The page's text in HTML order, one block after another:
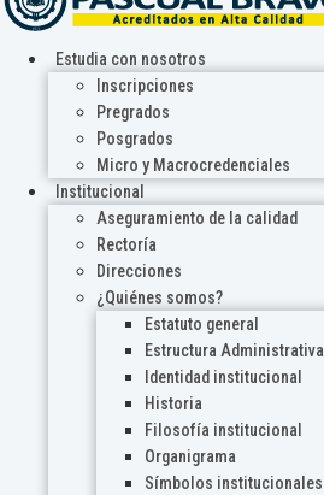
Estudia con nosotros
Inscripciones
Pregrados
Posgrados
Micro y Macrocredenciales
Institucional
Aseguramiento de la calidad
Rectoría
Direcciones
¿Quiénes somos?
Estatuto general
Estructura Administrativa
Identidad institucional
Historia
Filosofía institucional
Organigrama
Símbolos institucionales